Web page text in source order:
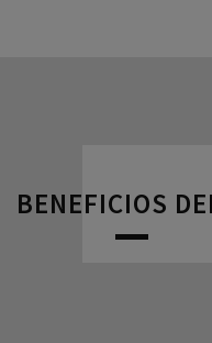
BENEFICIOS